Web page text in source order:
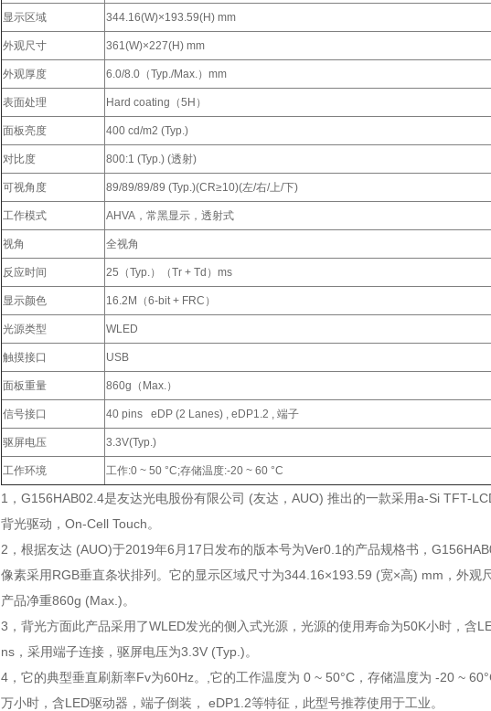
显示区域 344.16(W)×193.59(H) mm
外观尺寸 361(W)×227(H) mm
外观厚度 6.0/8.0（Typ./Max.）mm
表面处理 Hard coating（5H）
面板亮度 400 cd/m2 (Typ.)
对比度 800:1 (Typ.) (透射)
可视角度 89/89/89/89 (Typ.)(CR≥10)(左/右/上/下)
工作模式 AHVA，常黑显示，透射式
视角 全视角
反应时间 25（Typ.）（Tr + Td）ms
显示颜色 16.2M（6-bit + FRC）
光源类型 WLED
触摸接口 USB
面板重量 860g（Max.）
信号接口 40 pins eDP (2 Lanes) , eDP1.2 , 端子
驱屏电压 3.3V(Typ.)
工作环境 工作:0 ~ 50 °C;存储温度:-20 ~ 60 °C
1，G156HAB02.4是友达光电股份有限公司 (友达，AUO) 推出的一款采用a-Si TFT-
背光驱动，On-Cell Touch。
2，根据友达 (AUO)于2019年6月17日发布的版本号为Ver0.1的产品规格书，
像素采用RGB垂直条状排列。它的显示区域尺寸为344.16×193.59 (宽×高) mm，外
产品净重860g (Max.)。
3，背光方面此产品采用了WLED发光的侧入式光源，光源的使用寿命为50K小时，含
ns，采用端子连接，驱屏电压为3.3V (Typ.)。
4，它的典型垂直刷新率Fv为60Hz。,它的工作温度为 0 ~ 50°C，存储温度为 -20 ~
万小时，含LED驱动器，端子倒装， eDP1.2等特征，此型号推荐使用于工业。